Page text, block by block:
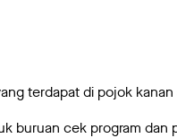
terdapat di pojok kanan
buruan cek program dan